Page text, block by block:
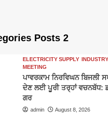
Posts 2
ELECTRICITY SUPPLY
MEETING
ਪਾਵਰਕਾਮ ਨਿਰਵਿਘਨ ਬਿਜਲੀ
ਦੇਣ ਲਈ ਪੂਰੀ ਤਰ੍ਹਾਂ ਵਚਨਬੱਧ:
ਗਰ
admin August 8, 2026